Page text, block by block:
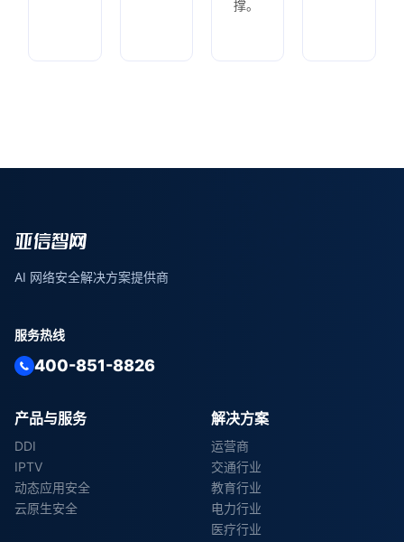
撑。
AI 网络安全解决方案提供商
服务热线
400-851-8826
产品与服务
DDI
IPTV
动态应用安全
云原生安全
解决方案
运营商
交通行业
教育行业
电力行业
医疗行业